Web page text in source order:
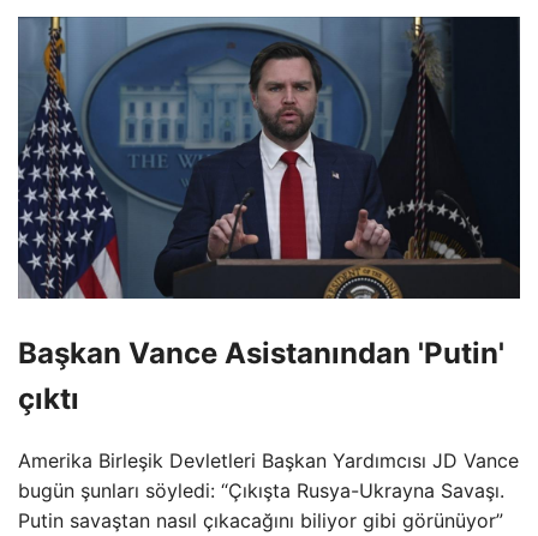
Başkan Vance Asistanından 'Putin'
çıktı
Amerika Birleşik Devletleri Başkan Yardımcısı JD Vance
bugün şunları söyledi: “Çıkışta Rusya-Ukrayna Savaşı.
Putin savaştan nasıl çıkacağını biliyor gibi görünüyor”